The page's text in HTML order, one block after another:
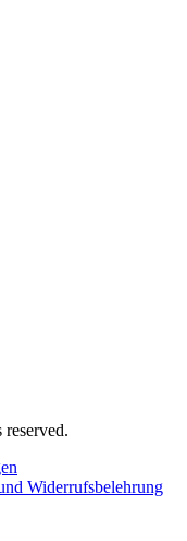
Widerrufsbelehrung